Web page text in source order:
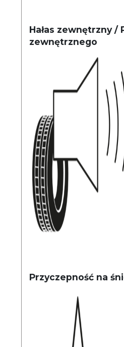
Hałas zewnętrzny /
zewnętrznego
Przyczepność na